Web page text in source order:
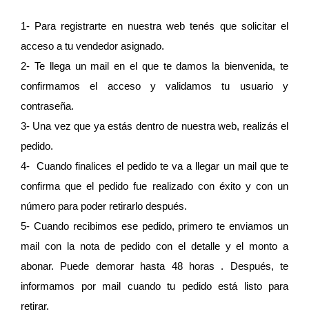
1- Para registrarte en nuestra web tenés que solicitar el
acceso a tu vendedor asignado.
2- Te llega un mail en el que te damos la bienvenida, te
confirmamos el acceso y validamos tu usuario y
contraseña.
3- Una vez que ya estás dentro de nuestra web, realizás el
pedido.
4-  Cuando finalices el pedido te va a llegar un mail que te
confirma que el pedido fue realizado con éxito y con un
número para poder retirarlo después.
5- Cuando recibimos ese pedido, primero te enviamos un
mail con la nota de pedido con el detalle y el monto a
abonar. Puede demorar hasta 48 horas . Después, te
informamos por mail cuando tu pedido está listo para
retirar.